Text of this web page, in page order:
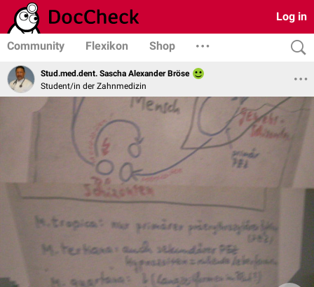
Log in
Community Flexikon Shop
Stud.med.dent. Sascha Alexander Bröse
Student/in der Zahnmedizin